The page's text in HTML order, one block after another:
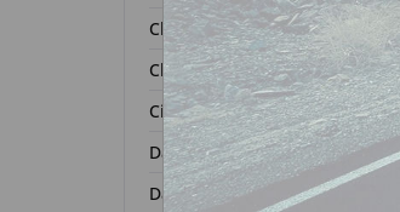
Chevrolet
Chrysler
Citroën
Dacia
Daihatsu